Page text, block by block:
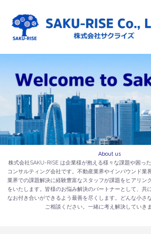
About us
株式会社SAKU-RISE は企業様が抱える様々な課題や困っ
コンサルティング会社です。不動産業界やインバウンド業
業界での課題解決に経験豊富なスタッフが課題をヒアリン
をいたします。皆様のお悩み解決のパートナーとして、共
なお付き合いができるよう最善を尽くします。どんな小さ
ご相談ください。一緒に考え解決していき